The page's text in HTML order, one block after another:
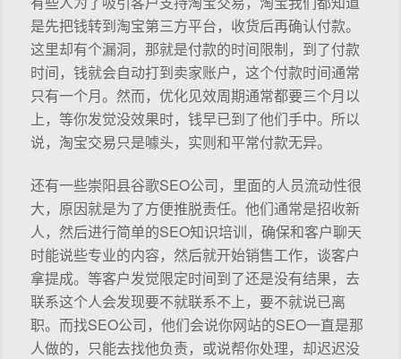
是先把钱转到淘宝第三方平台，收货后再确认付款。
这里却有个漏洞，那就是付款的时间限制，到了付款
时间，钱就会自动打到卖家账户，这个付款时间通常
只有一个月。然而，优化见效周期通常都要三个月以
上，等你发觉没效果时，钱早已到了他们手中。所以
说，淘宝交易只是噱头，实则和平常付款无异。
还有一些崇阳县谷歌SEO公司，里面的人员流动性很
大，原因就是为了方便推脱责任。他们通常是招收新
人，然后进行简单的SEO知识培训，确保和客户聊天
时能说些专业的内容，然后就开始销售工作，谈客户
拿提成。等客户发觉限定时间到了还是没有结果，去
联系这个人会发现要不就联系不上，要不就说已离
职。而找SEO公司，他们会说你网站的SEO一直是那
人做的，只能去找他负责，或说帮你处理，却迟迟没